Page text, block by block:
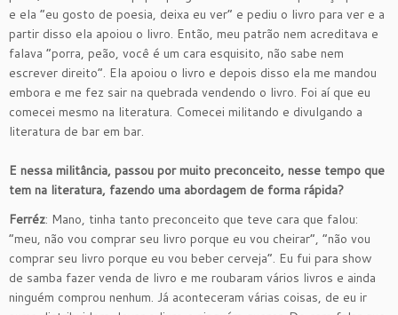
e ela “eu gosto de poesia, deixa eu ver” e pediu o livro para ver e a
partir disso ela apoiou o livro. Então, meu patrão nem acreditava e
falava “porra, peão, você é um cara esquisito, não sabe nem
escrever direito”. Ela apoiou o livro e depois disso ela me mandou
embora e me fez sair na quebrada vendendo o livro. Foi aí que eu
comecei mesmo na literatura. Comecei militando e divulgando a
literatura de bar em bar.
E nessa militância, passou por muito preconceito, nesse tempo que
tem na literatura, fazendo uma abordagem de forma rápida?
Ferréz: Mano, tinha tanto preconceito que teve cara que falou:
“meu, não vou comprar seu livro porque eu vou cheirar”, “não vou
comprar seu livro porque eu vou beber cerveja”. Eu fui para show
de samba fazer venda de livro e me roubaram vários livros e ainda
ninguém comprou nenhum. Já aconteceram várias coisas, de eu ir